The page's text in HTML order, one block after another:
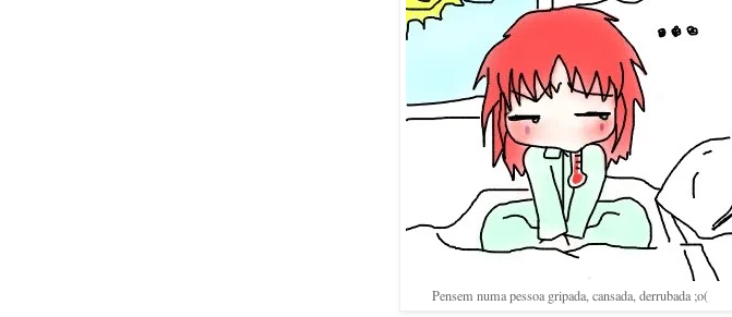
Pensem numa pessoa gripada, cansada, derrubada ;o(